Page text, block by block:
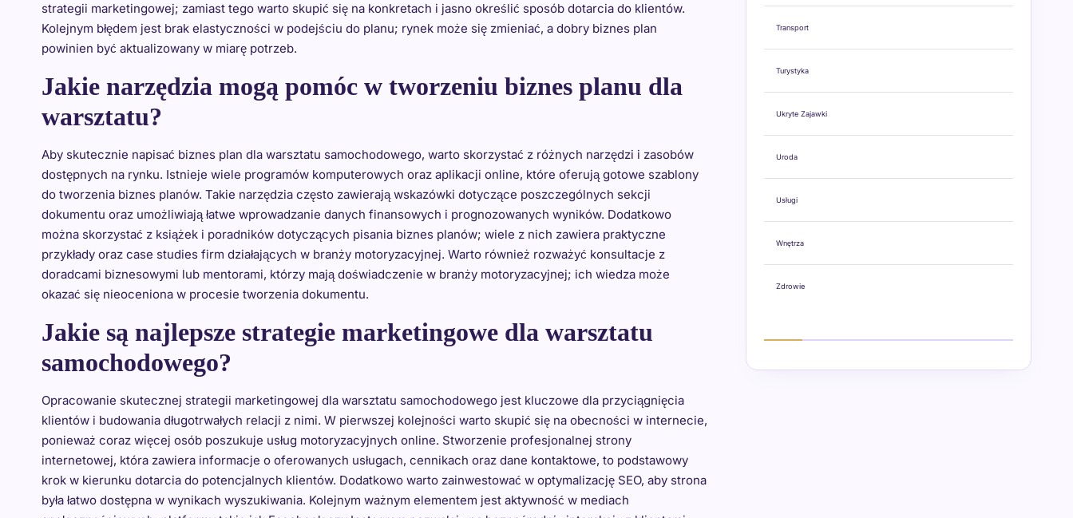
strategii marketingowej; zamiast tego warto skupić się na konkretach i jasno określić sposób dotarcia do klientów.
Kolejnym błędem jest brak elastyczności w podejściu do planu; rynek może się zmieniać, a dobry biznes plan
powinien być aktualizowany w miarę potrzeb.
Jakie narzędzia mogą pomóc w tworzeniu biznes planu dla
warsztatu?
Aby skutecznie napisać biznes plan dla warsztatu samochodowego, warto skorzystać z różnych narzędzi i zasobów
dostępnych na rynku. Istnieje wiele programów komputerowych oraz aplikacji online, które oferują gotowe szablony
do tworzenia biznes planów. Takie narzędzia często zawierają wskazówki dotyczące poszczególnych sekcji
dokumentu oraz umożliwiają łatwe wprowadzanie danych finansowych i prognozowanych wyników. Dodatkowo
można skorzystać z książek i poradników dotyczących pisania biznes planów; wiele z nich zawiera praktyczne
przykłady oraz case studies firm działających w branży motoryzacyjnej. Warto również rozważyć konsultacje z
doradcami biznesowymi lub mentorami, którzy mają doświadczenie w branży motoryzacyjnej; ich wiedza może
okazać się nieoceniona w procesie tworzenia dokumentu.
Jakie są najlepsze strategie marketingowe dla warsztatu
samochodowego?
Opracowanie skutecznej strategii marketingowej dla warsztatu samochodowego jest kluczowe dla przyciągnięcia
klientów i budowania długotrwałych relacji z nimi. W pierwszej kolejności warto skupić się na obecności w internecie,
ponieważ coraz więcej osób poszukuje usług motoryzacyjnych online. Stworzenie profesjonalnej strony
internetowej, która zawiera informacje o oferowanych usługach, cennikach oraz dane kontaktowe, to podstawowy
krok w kierunku dotarcia do potencjalnych klientów. Dodatkowo warto zainwestować w optymalizację SEO, aby strona
była łatwo dostępna w wynikach wyszukiwania. Kolejnym ważnym elementem jest aktywność w mediach
Transport
Turystyka
Ukryte Zajawki
Uroda
Usługi
Wnętrza
Zdrowie